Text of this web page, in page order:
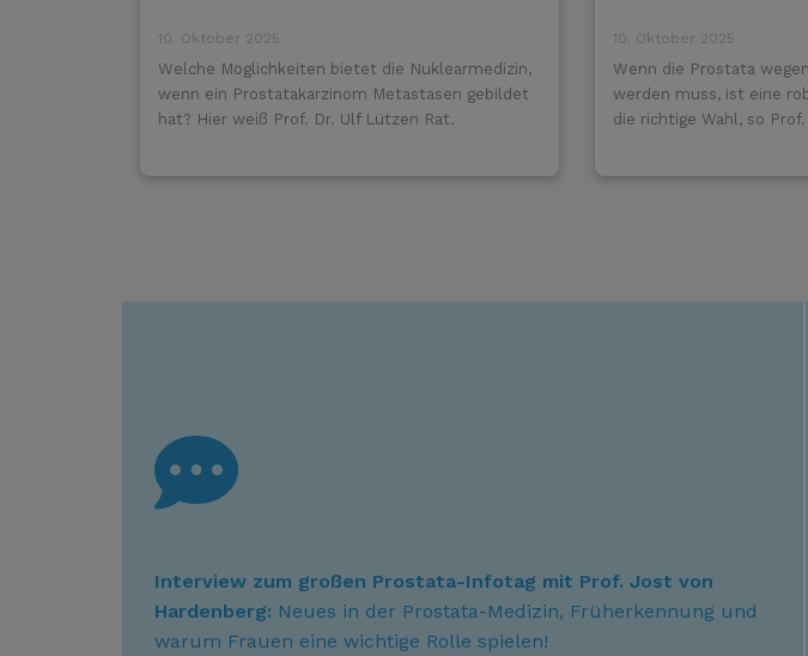
10. Oktober 2025
Welche Möglichkeiten bietet die Nuklearmedizin,
wenn ein Prostatakarzinom Metastasen gebildet
hat? Hier weiß Prof. Dr. Ulf Lützen Rat.
10. Oktober 2025
Wenn die Prostata
werden muss, ist eine
die richtige Wahl, so
Interview zum großen Prostata-Infotag mit Prof. Jost von
Hardenberg: Neues in der Prostata-Medizin, Früherkennung und
warum Frauen eine wichtige Rolle spielen!